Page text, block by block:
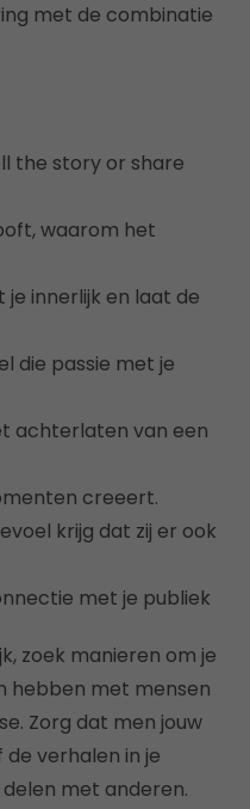
met de combinatie
the story or share
waarom het
innerlijk en laat de
die passie met je
achterlaten van een
creeert.
krijg dat zij er ook
met je publiek
zoek manieren om je
hebben met mensen
Zorg dat men jouw
verhalen in je
met anderen.